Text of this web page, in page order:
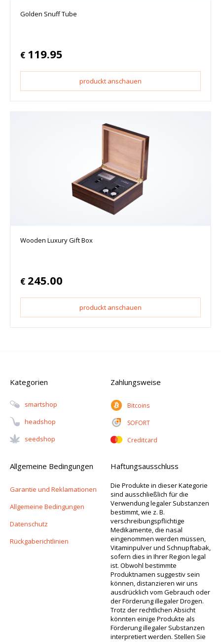
Golden Snuff Tube
€ 119.95
produckt anschauen
Wooden Luxury Gift Box
€ 245.00
produckt anschauen
Kategorien
Smartshop
Headshop
Seedshop
Zahlungsweise
Bitcoins
SOFORT
Creditcard
Allgemeine Bedingungen
Garantie und Reklamationen
Allgemeine Bedingungen
Datenschutz
Rückgaberichtlinien
Haftungsausschluss
Die Produkte in dieser Kategorie
sind ausschließlich für die
Verwendung legaler Substanzen
bestimmt, wie z. B.
verschreibungspflichtige
Medikamente, die nasal
eingenommen werden müssen,
Vitaminpulver und Schnupftabak,
sofern dies in Ihrer Region legal
ist. Obwohl bestimmte
Produktnamen suggestiv sein
können, distanzieren wir uns
ausdrücklich vom Gebrauch oder
der Förderung illegaler Drogen.
Trotz der rechtlichen Absicht
könnten einige Produkte als
Förderung illegaler Substanzen
interpretiert werden. Stellen Sie